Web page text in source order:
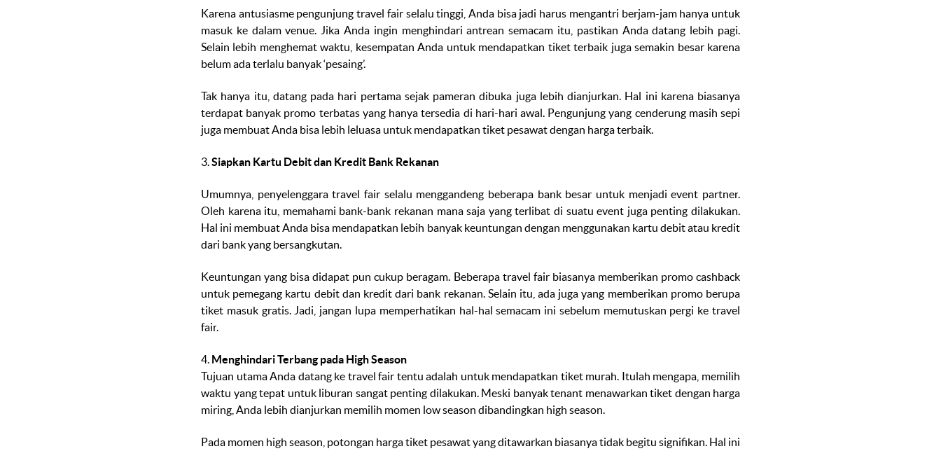
Karena antusiasme pengunjungtravel fair selalu tinggi, Anda bisa jadi harus mengantri berjam-jam hanya untuk
masuk ke dalamvenue.
Jika Anda ingin menghindari antrean semacam itu, pastikan Anda datang lebih pagi.
Selain lebih menghemat waktu, kesempatan Anda untuk mendapatkan tiket terbaik juga semakin besar karena
belum ada terlalu banyak ‘pesaing’.
Tak hanya itu, datang pada hari pertama sejak pameran dibuka juga lebih dianjurkan. Hal ini karena biasanya
terdapat banyak promo terbatas yang hanya tersedia di hari-hari awal. Pengunjung yang cenderung masih sepi
juga membuat Anda bisa lebih leluasa untuk mendapatkan tiket pesawat dengan harga terbaik.
3. Siapkan Kartu Debit dan Kredit Bank Rekanan
Umumnya, penyelenggaratravel fair selalu menggandeng beberapa bank besar untuk menjadievent partner
Oleh karena itu, memahami bank-bank rekanan mana saja yang terlibat di suatuevent juga penting dilakukan.
Hal ini membuat Anda bisa mendapatkan lebih banyak keuntungan dengan menggunakan kartu debit atau kredit
dari bank yang bersangkutan.
Keuntungan yang bisa didapat pun cukup beragam. Beberapa travel fair biasanya memberikan promocashback
untuk pemegang kartu debit dan kredit dari bank rekanan. Selain itu, ada juga yang memberikan promo berupa
tiket masuk gratis. Jadi, jangan lupa memperhatikan hal-hal semacam ini sebelum memutuskan pergi ke travel
fair
4. Menghindari Terbang pada High Season
Tujuan utama Anda datang ke travel fair tentu adalah untuk mendapatkan tiket murah. Itulah mengapa, memilih
waktu yang tepat untuk liburan sangat penting dilakukan. Meski banyaktenant menawarkan tiket dengan harga
miring, Anda lebih dianjurkan memilih momen low season dibandingkan high season.
Pada momen high season , potongan harga tiket pesawat yang ditawarkan biasanya tidak begitu signifikan. Hal ini